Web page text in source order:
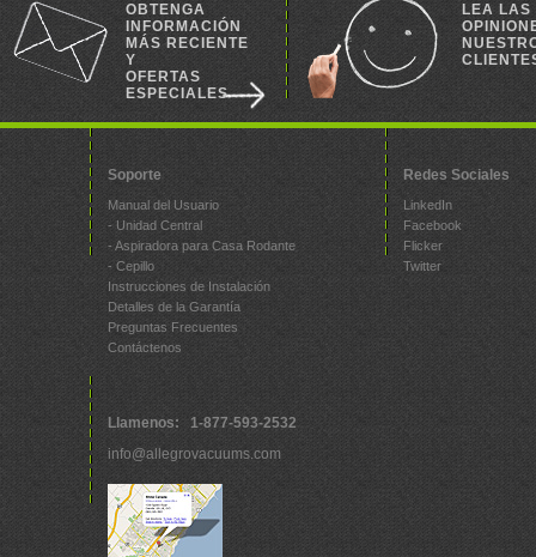
OBTENGA
INFORMACIÓN
MÁS RECIENTE
Y
OFERTAS
ESPECIALES
LEA LAS
Soporte
Manual del Usuario
- Unidad Central
- Aspiradora para Casa Rodante
- Cepillo
Instrucciones de Instalación
Detalles de la Garantía
Preguntas Frecuentes
Contáctenos
Redes Sociales
LinkedIn
Facebook
Flicker
Twitter
Llamenos: 1-877-593-2532
info@allegrovacuums.com